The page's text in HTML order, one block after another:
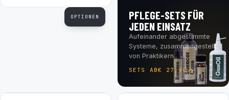
OPTIONEN
PFLEGE-SETS FÜR
JEDEN EINSATZ
Aufeinander abgestimmte
Systeme, zusammengestellt
von Praktikern.
SETS AB€ 27,90